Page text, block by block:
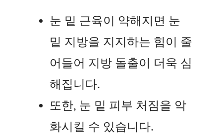
눈 밑 근육이 약해지면 눈
밑 지방을 지지하는 힘이 줄
어들어 지방 돌출이 더욱 심
해집니다.
또한, 눈 밑 피부 처짐을 악
화시킬 수 있습니다.